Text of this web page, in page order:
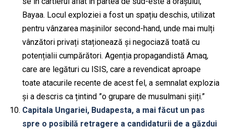
Bayaa. Locul exploziei a fost un spațiu deschis, utilizat
pentru vânzarea mașinilor second-hand, unde mai mulți
vânzători privați staționează și negociază toată cu
potențialii cumpărători. Agenția propagandistă Amaq,
care are legături cu ISIS, care a revendicat aproape
toate atacurile recente de acest fel, a semnalat explozia
și a descris ca țintind ”o grupare de musulmani șiiți.”
Capitala Ungariei, Budapesta, a mai făcut un pas
spre o posibilă retragere a candidaturii de a găzdui